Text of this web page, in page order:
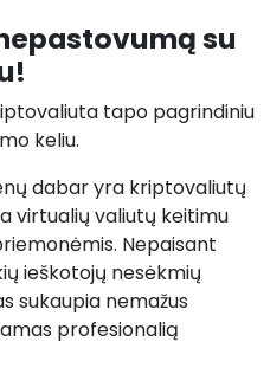
su
tapo pagrindiniu
keliu.
dabar yra kriptovaliutų
virtualių valiutų keitimu
Nepaisant
ieškotojų nesėkmių
sukaupia nemažus
profesionalią